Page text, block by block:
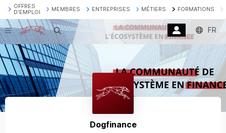
OFFRES
D'EMPLOI
MEMBRES ENTREPRISES MÉTIERS FORMATIONS
Recherche FR
Dogfinance